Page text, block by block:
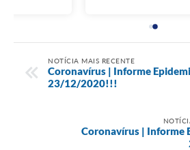
NOTÍCIA MAIS RECENTE
Coronavírus | Informe
23/12/2020!!!
Coronavírus | Informe